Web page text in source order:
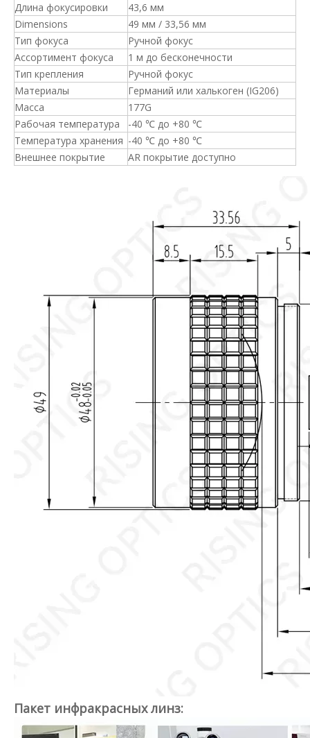
Длина фокусировки
43,6 мм
Dimensions
49 мм / 33,56 мм
Тип фокуса
Ручной фокус
Ассортимент фокуса
1 м до бесконечности
Тип крепления
Ручной фокус
Материалы
Германий или халькоген (IG206)
Масса
177G
Рабочая температура
-40 ℃ до +80 ℃
Температура хранения -40 ℃ до +80 ℃
Внешнее покрытие
AR покрытие доступно
Пакет инфракрасных линз: